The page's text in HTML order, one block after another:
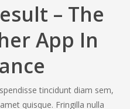
– The
App In
tincidunt diam sem,
quisque. Fringilla nulla